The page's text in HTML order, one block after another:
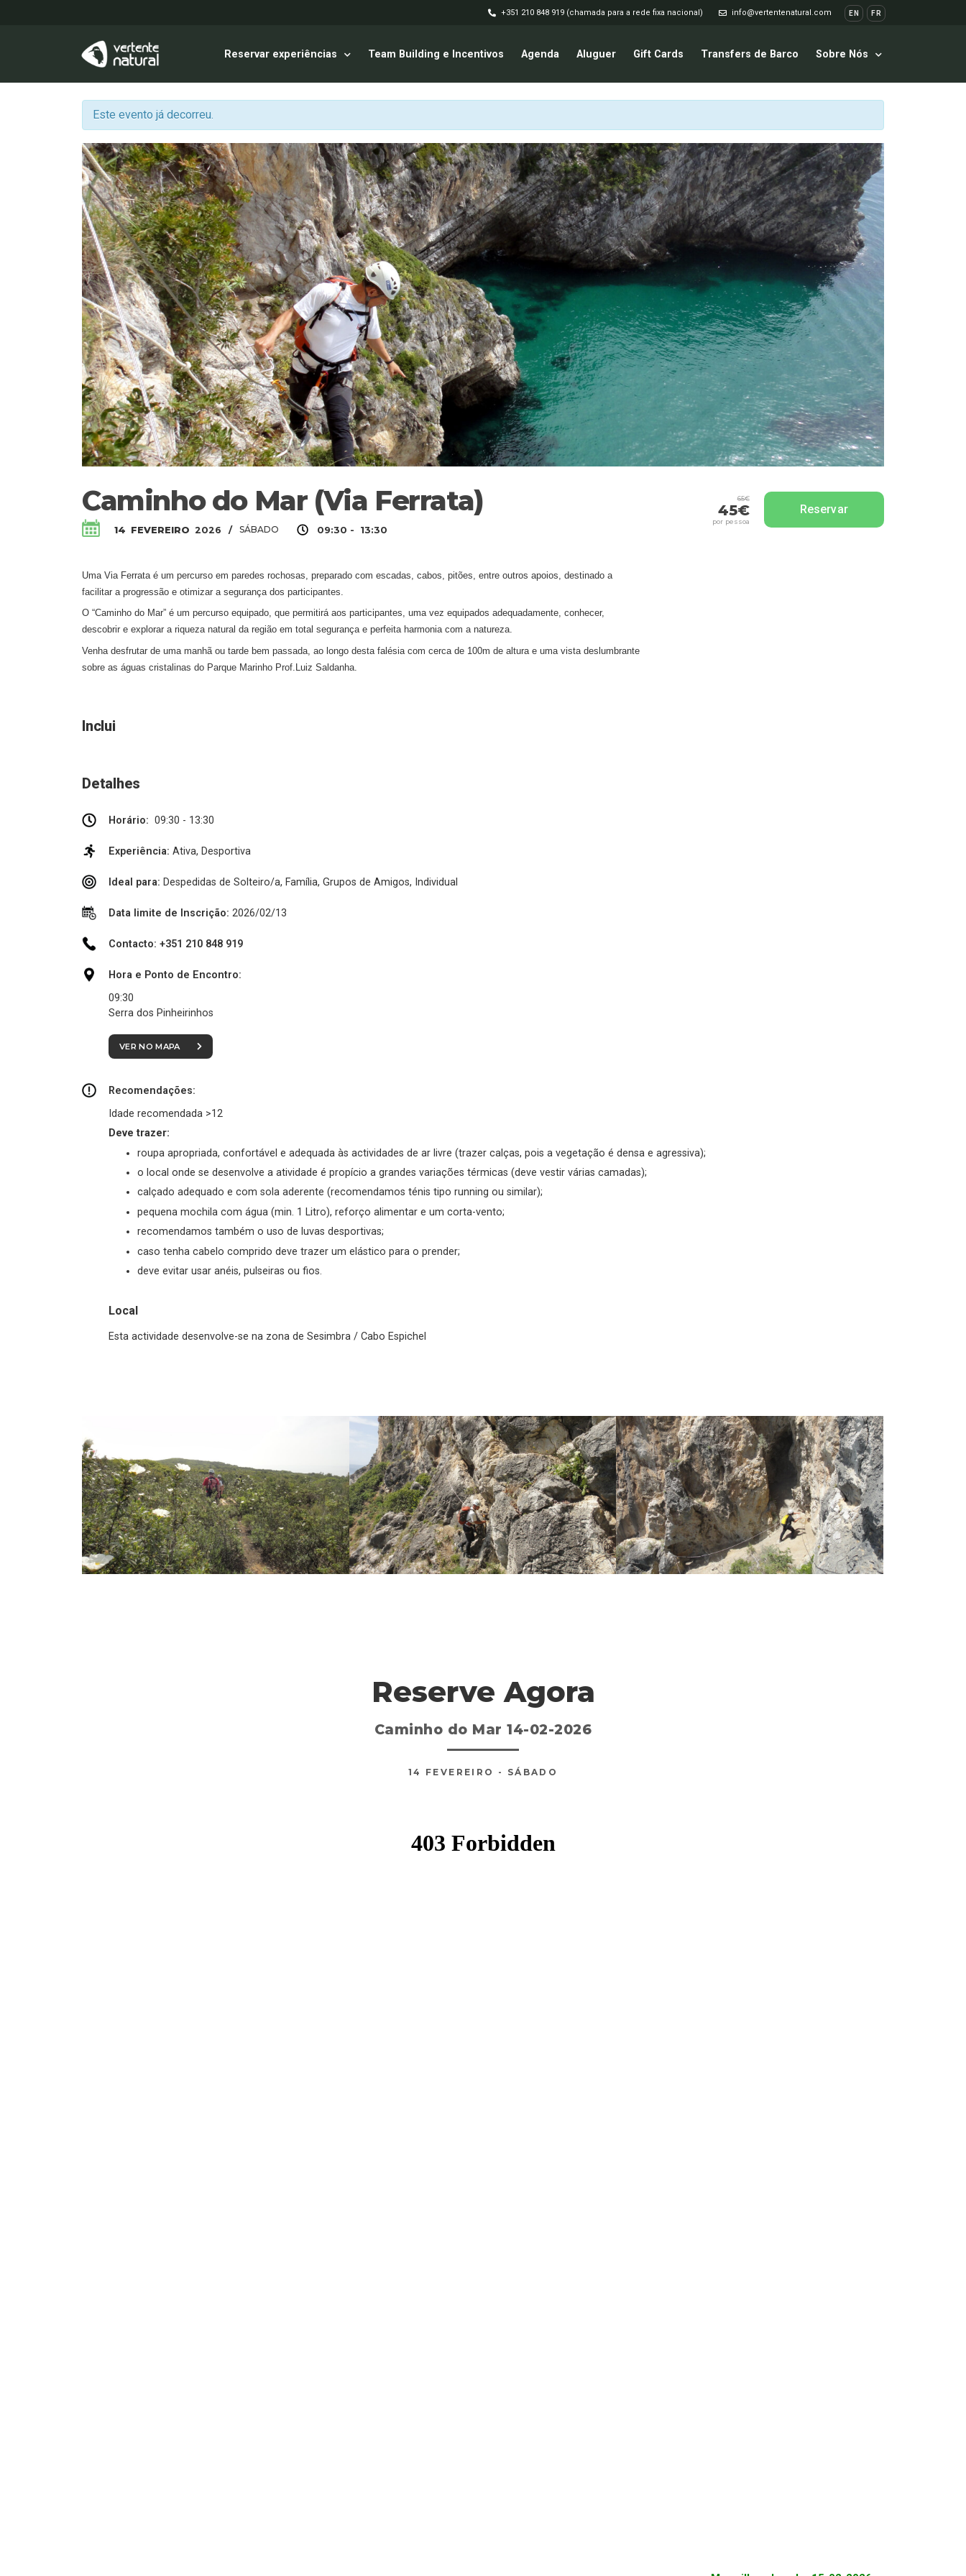
+351 210 848 919 (chamada para a rede fixa nacional) info@vertentenatural.com EN FR
Reservar experiências Team Building e Incentivos Agenda Aluguer Gift Cards Transfers de Barco Sobre Nós
Este evento já decorreu.
Caminho do Mar (Via Ferrata)
14 FEVEREIRO 2026 / SÁBADO 09:30 - 13:30
65€
45€
por pessoa
Reservar
Uma Via Ferrata é um percurso em paredes rochosas, preparado com escadas, cabos, pitões, entre outros apoios, destinado a
facilitar a progressão e otimizar a segurança dos participantes.
O “Caminho do Mar” é um percurso equipado, que permitirá aos participantes, uma vez equipados adequadamente, conhecer,
descobrir e explorar a riqueza natural da região em total segurança e perfeita harmonia com a natureza.
Venha desfrutar de uma manhã ou tarde bem passada, ao longo desta falésia com cerca de 100m de altura e uma vista deslumbrante
sobre as águas cristalinas do Parque Marinho Prof.Luiz Saldanha.
Inclui
Detalhes
Horário: 09:30 - 13:30
Experiência: Ativa, Desportiva
Ideal para: Despedidas de Solteiro/a, Família, Grupos de Amigos, Individual
Data limite de Inscrição: 2026/02/13
Contacto: +351 210 848 919
Hora e Ponto de Encontro:
09:30
Serra dos Pinheirinhos
VER NO MAPA
Recomendações:
Idade recomendada >12
Deve trazer:
roupa apropriada, confortável e adequada às actividades de ar livre (trazer calças, pois a vegetação é densa e agressiva);
o local onde se desenvolve a atividade é propício a grandes variações térmicas (deve vestir várias camadas);
calçado adequado e com sola aderente (recomendamos ténis tipo running ou similar);
pequena mochila com água (min. 1 Litro), reforço alimentar e um corta-vento;
recomendamos também o uso de luvas desportivas;
caso tenha cabelo comprido deve trazer um elástico para o prender;
deve evitar usar anéis, pulseiras ou fios.
Local
Esta actividade desenvolve-se na zona de Sesimbra / Cabo Espichel
Reserve Agora
Caminho do Mar 14-02-2026
14 FEVEREIRO - SÁBADO